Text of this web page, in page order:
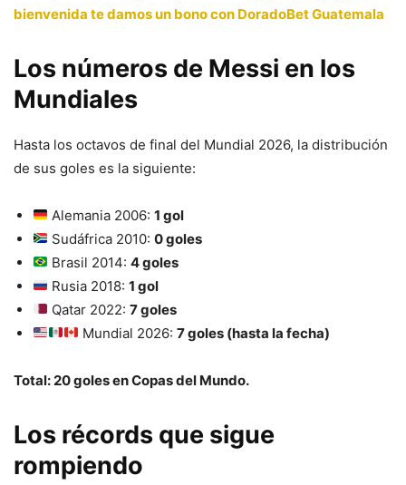
bienvenida te damos un bono con DoradoBet Guatemala
Los números de Messi en los
Mundiales
Hasta los octavos de final del Mundial 2026, la distribución
de sus goles es la siguiente:
Alemania 2006:1 gol
Sudáfrica 2010:0 goles
Brasil 2014:4 goles
Rusia 2018:1 gol
Qatar 2022:7 goles
Mundial 2026:7 goles (hasta la fecha)
Total: 20 goles en Copas del Mundo.
Los récords que sigue
rompiendo